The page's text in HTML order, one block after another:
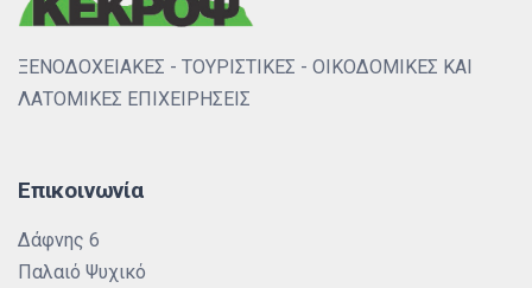
ΞΕΝΟΔΟΧΕΙΑΚΕΣ - ΤΟΥΡΙΣΤΙΚΕΣ - ΟΙΚΟΔΟΜΙΚΕΣ ΚΑΙ
ΛΑΤΟΜΙΚΕΣ ΕΠΙΧΕΙΡΗΣΕΙΣ
Επικοινωνία
Δάφνης 6
Παλαιό Ψυχικό